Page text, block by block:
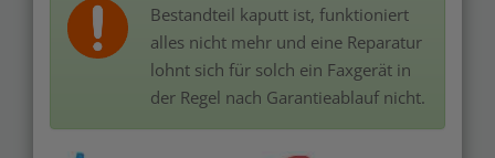
Bestandteil kaputt ist, funktioniert
alles nicht mehr und eine Reparatur
lohnt sich für solch ein Faxgerät in
der Regel nach Garantieablauf nicht.